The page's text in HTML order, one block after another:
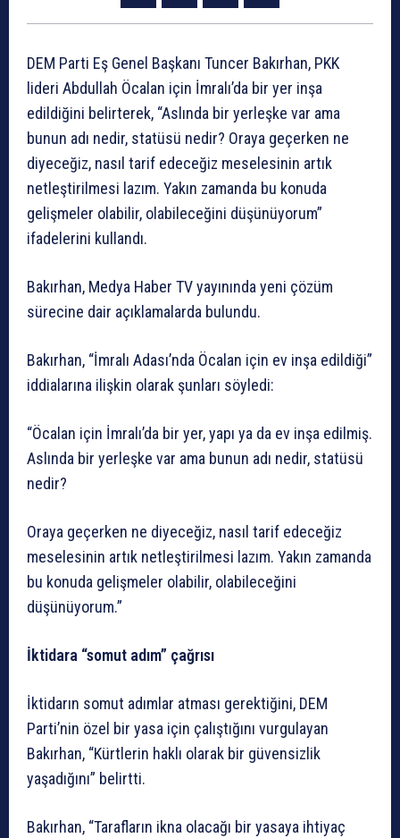
DEM Parti Eş Genel Başkanı Tuncer Bakırhan, PKK
lideri Abdullah Öcalan için İmralı’da bir yer inşa
edildiğini belirterek, “Aslında bir yerleşke var ama
bunun adı nedir, statüsü nedir? Oraya geçerken ne
diyeceğiz, nasıl tarif edeceğiz meselesinin artık
netleştirilmesi lazım. Yakın zamanda bu konuda
gelişmeler olabilir, olabileceğini düşünüyorum”
ifadelerini kullandı.
Bakırhan, Medya Haber TV yayınında yeni çözüm
sürecine dair açıklamalarda bulundu.
Bakırhan, “İmralı Adası’nda Öcalan için ev inşa edildiği”
iddialarına ilişkin olarak şunları söyledi:
“Öcalan için İmralı’da bir yer, yapı ya da ev inşa edilmiş.
Aslında bir yerleşke var ama bunun adı nedir, statüsü
nedir?
Oraya geçerken ne diyeceğiz, nasıl tarif edeceğiz
meselesinin artık netleştirilmesi lazım. Yakın zamanda
bu konuda gelişmeler olabilir, olabileceğini
düşünüyorum.”
İktidara “somut adım” çağrısı
İktidarın somut adımlar atması gerektiğini, DEM
Parti’nin özel bir yasa için çalıştığını vurgulayan
Bakırhan, “Kürtlerin haklı olarak bir güvensizlik
yaşadığını” belirtti.
Bakırhan, “Tarafların ikna olacağı bir yasaya ihtiyaç